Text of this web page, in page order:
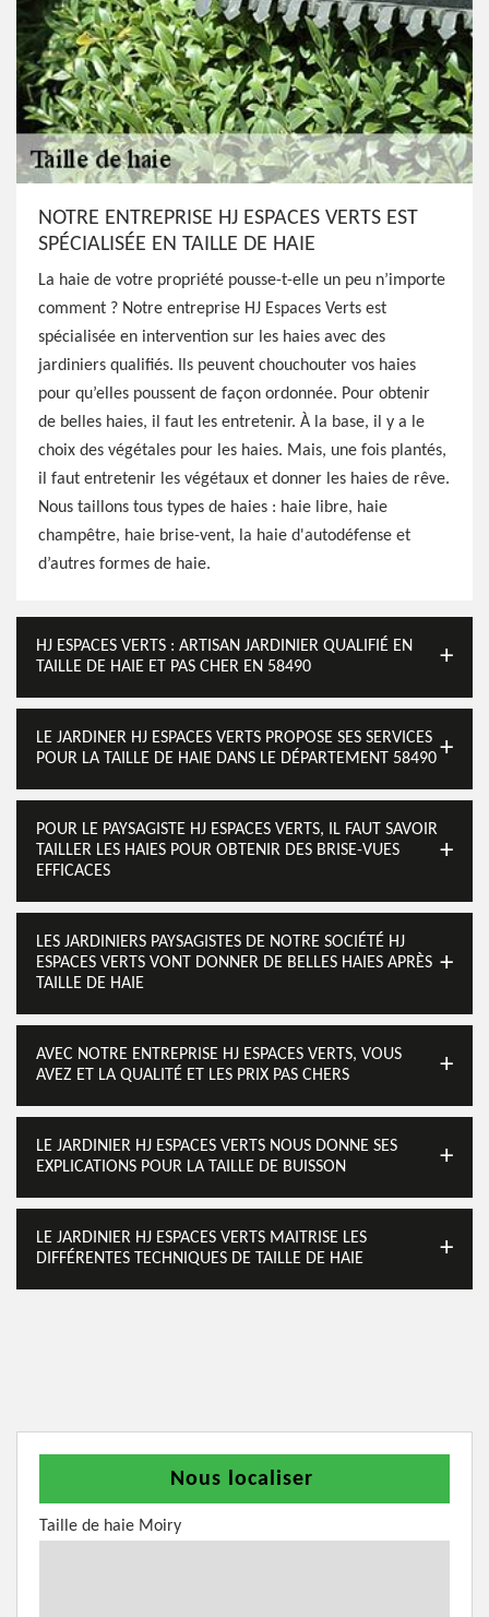
NOTRE ENTREPRISE HJ ESPACES VERTS EST
SPÉCIALISÉE EN TAILLE DE HAIE
La haie de votre propriété pousse-t-elle un peu n’importe
comment ? Notre entreprise HJ Espaces Verts est
spécialisée en intervention sur les haies avec des
jardiniers qualifiés. Ils peuvent chouchouter vos haies
pour qu’elles poussent de façon ordonnée. Pour obtenir
de belles haies, il faut les entretenir. À la base, il y a le
choix des végétales pour les haies. Mais, une fois plantés,
il faut entretenir les végétaux et donner les haies de rêve.
Nous taillons tous types de haies : haie libre, haie
champêtre, haie brise-vent, la haie d'autodéfense et
d’autres formes de haie.
HJ ESPACES VERTS : ARTISAN JARDINIER QUALIFIÉ EN
TAILLE DE HAIE ET PAS CHER EN 58490
LE JARDINER HJ ESPACES VERTS PROPOSE SES SERVICES
POUR LA TAILLE DE HAIE DANS LE DÉPARTEMENT 58490
POUR LE PAYSAGISTE HJ ESPACES VERTS, IL FAUT SAVOIR
TAILLER LES HAIES POUR OBTENIR DES BRISE-VUES
EFFICACES
LES JARDINIERS PAYSAGISTES DE NOTRE SOCIÉTÉ HJ
ESPACES VERTS VONT DONNER DE BELLES HAIES APRÈS
TAILLE DE HAIE
AVEC NOTRE ENTREPRISE HJ ESPACES VERTS, VOUS
AVEZ ET LA QUALITÉ ET LES PRIX PAS CHERS
LE JARDINIER HJ ESPACES VERTS NOUS DONNE SES
EXPLICATIONS POUR LA TAILLE DE BUISSON
LE JARDINIER HJ ESPACES VERTS MAITRISE LES
DIFFÉRENTES TECHNIQUES DE TAILLE DE HAIE
Nous localiser
Taille de haie Moiry